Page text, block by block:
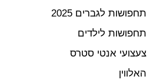
תחפושות לגברים 2025
תחפושות לילדים
צעצועי אנטי סטרס
האלווין